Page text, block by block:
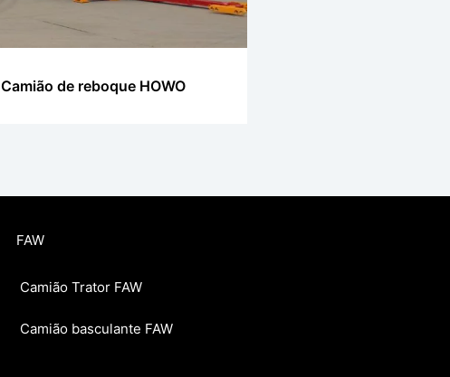
Camião de reboque HOWO
FAW
Camião Trator FAW
Camião basculante FAW